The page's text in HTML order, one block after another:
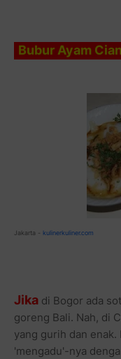
Bubur Ayam
Jakarta - kulinerkuliner.com
Jika di Bogor ada
goreng Bali. Nah, di
yang gurih dan
'mengadu'-nya